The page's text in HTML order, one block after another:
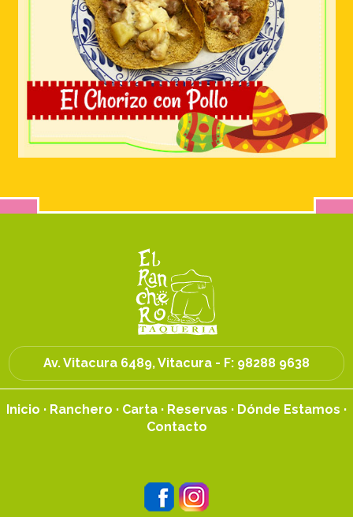
Av. Vitacura 6489, Vitacura - F: 98288 9638
Inicio · Ranchero · Carta · Reservas · Dónde Estamos ·
Contacto